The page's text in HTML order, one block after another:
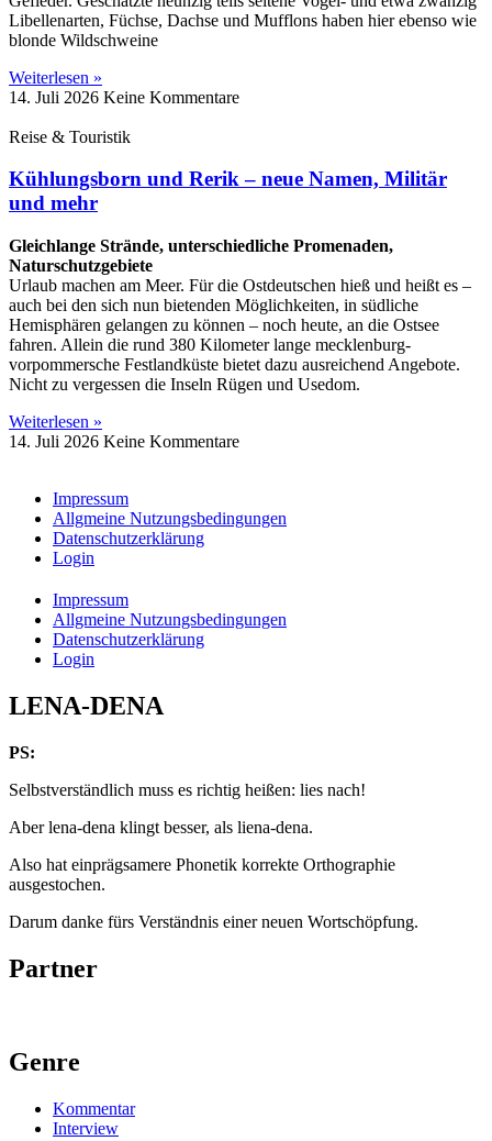
Libellenarten, Füchse, Dachse und Mufflons haben hier ebenso wie
blonde Wildschweine
Weiterlesen »
14. Juli 2026 Keine Kommentare
Reise & Touristik
Kühlungsborn und Rerik – neue Namen, Militär
und mehr
Gleichlange Strände, unterschiedliche Promenaden,
Naturschutzgebiete
Urlaub machen am Meer. Für die Ostdeutschen hieß und heißt es –
auch bei den sich nun bietenden Möglichkeiten, in südliche
Hemisphären gelangen zu können – noch heute, an die Ostsee
fahren. Allein die rund 380 Kilometer lange mecklenburg-
vorpommersche Festlandküste bietet dazu ausreichend Angebote.
Nicht zu vergessen die Inseln Rügen und Usedom.
Weiterlesen »
14. Juli 2026 Keine Kommentare
Impressum
Allgmeine Nutzungsbedingungen
Datenschutzerklärung
Login
Impressum
Allgmeine Nutzungsbedingungen
Datenschutzerklärung
Login
LENA-DENA
PS:
Selbstverständlich muss es richtig heißen: lies nach!
Aber lena-dena klingt besser, als liena-dena.
Also hat einprägsamere Phonetik korrekte Orthographie
ausgestochen.
Darum danke fürs Verständnis einer neuen Wortschöpfung.
Partner
Genre
Kommentar
Interview